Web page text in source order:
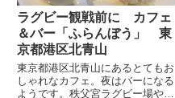
ラグビー観戦前に カフェ
＆バー「ふらんぼう」 東
京都港区北青山
東京都港区北青山にあるとてもお
しゃれなカフェ。夜はバーになる
ようです。秩父宮ラグビー場や神